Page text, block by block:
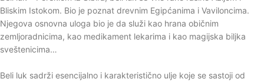
Bliskim Istokom. Bio je poznat drevnim Egipćanima i Vaviloncima.
Njegova osnovna uloga bio je da služi kao hrana običnim
zemljoradnicima, kao medikament lekarima i kao magijska biljka
sveštenicima…
Beli luk sadrži esencijalno i karakteristično ulje koje se sastoji od